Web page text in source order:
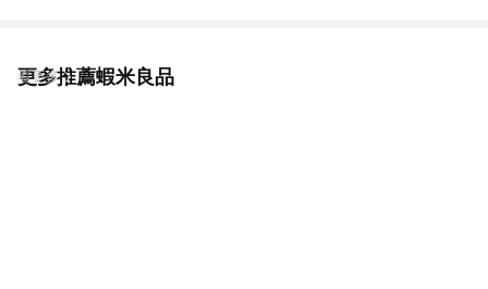
更多推薦蝦米良品
看更多